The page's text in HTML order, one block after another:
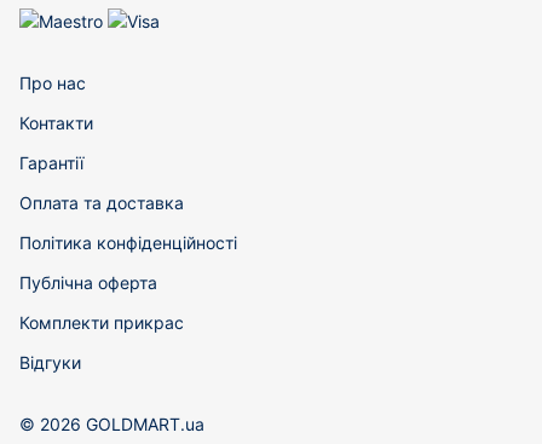
Про нас
Контакти
Гарантії
Оплата та доставка
Політика конфіденційності
Публічна оферта
Комплекти прикрас
Відгуки
© 2026 GOLDMART.ua